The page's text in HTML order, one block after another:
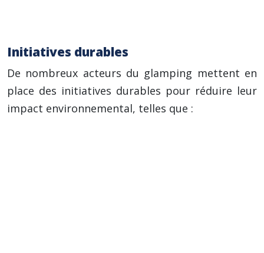
Initiatives durables
De nombreux acteurs du glamping mettent en
place des initiatives durables pour réduire leur
impact environnemental, telles que :